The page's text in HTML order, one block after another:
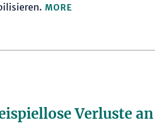
MORE
Verluste an